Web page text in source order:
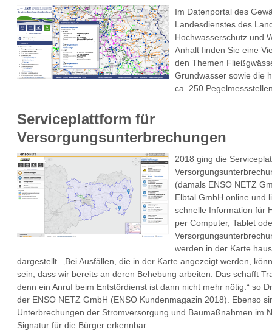
Im Datenportal des
Landesdienstes des
Hochwasserschutz und
Anhalt finden Sie eine
den Themen
Grundwasser sowie die
ca. 250
Serviceplattform für
Versorgungsunterbrechungen
2018 ging die
(damals ENSO NETZ
Elbtal GmbH online und
schnelle Information für
per Computer, Tablet
werden in der Karte
dargestellt. „Bei Ausfällen, die in der Karte angezeigt werden,
sein, dass wir bereits an deren Behebung arbeiten. Das schafft
denn ein Anruf beim Entstördienst ist dann nicht mehr nötig.“ so
der ENSO NETZ GmbH (ENSO Kundenmagazin 2018). Ebenso
Unterbrechungen der Stromversorgung und Baumaßnahmen im
Signatur für die Bürger erkennbar.